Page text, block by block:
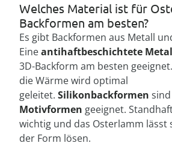
Welches Material ist für
Backformen am besten?
Es gibt Backformen aus Metall
Eineantihaftbeschichtete
3D-Backform am besten
die Wärme wird optimal
geleitet. Silikonbackformen
Motivformen geeignet.
wichtig und das Osterlamm lässt
der Form lösen.